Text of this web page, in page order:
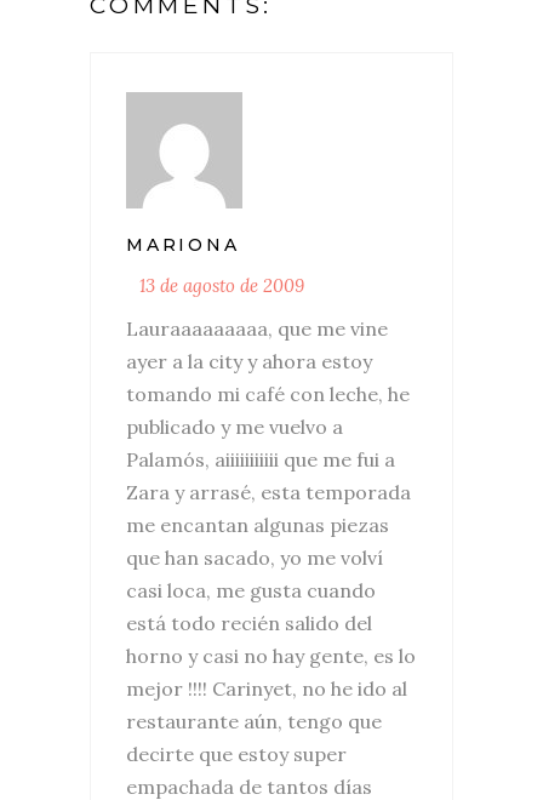
MARIONA
13 de agosto de 2009
Lauraaaaaaaaa, que me vine
ayer a la city y ahora estoy
tomando mi café con leche, he
publicado y me vuelvo a
Palamós, aiiiiiiiiiii que me fui a
Zara y arrasé, esta temporada
me encantan algunas piezas
que han sacado, yo me volví
casi loca, me gusta cuando
está todo recién salido del
horno y casi no hay gente, es lo
mejor !!!! Carinyet, no he ido al
restaurante aún, tengo que
decirte que estoy super
empachada de tantos días